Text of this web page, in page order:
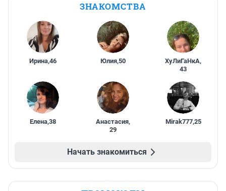
ЗНАКОМСТВА
Ирина,46 Юлия,50 ХуЛиГаНкА,
43
Елена,38 Анастасия,
29
Mirak777,25
Начать знакомиться